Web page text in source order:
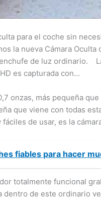
para el coche sin
la nueva Cámara
de luz ordinario.
es capturada con…
onzas, más pequeña
que viene con todas
fáciles de usar, es la
fiables para hacer
totalmente funcional
dentro de este ordinario